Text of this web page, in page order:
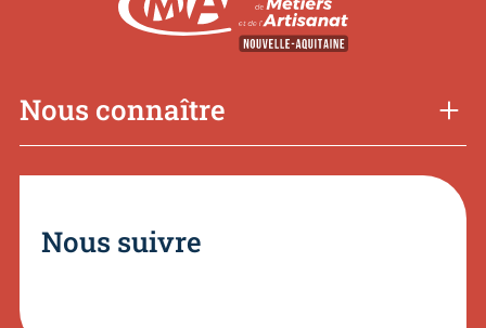
Nous connaître
Nous suivre